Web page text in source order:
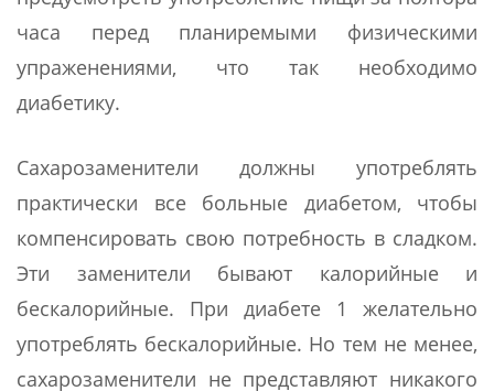
часа перед планиремыми физическими
упраженениями, что так необходимо
диабетику.
Сахарозаменители должны употреблять
практически все больные диабетом, чтобы
компенсировать свою потребность в сладком.
Эти заменители бывают калорийные и
бескалорийные. При диабете 1 желательно
употреблять бескалорийные. Но тем не менее,
сахарозаменители не представляют никакого